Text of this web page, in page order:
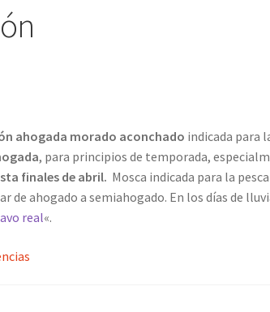
ahogada morado aconchado indicada para
, para principios de temporada,
finales de abril. Mosca indicada para la
de ahogado a semiahogado. En los días de
real«.